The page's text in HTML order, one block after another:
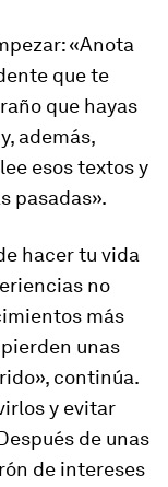
«Anota
que te
que hayas
además,
esos textos y
pasadas».
hacer tu vida
no
más
unas
continúa.
y evitar
de unas
de intereses